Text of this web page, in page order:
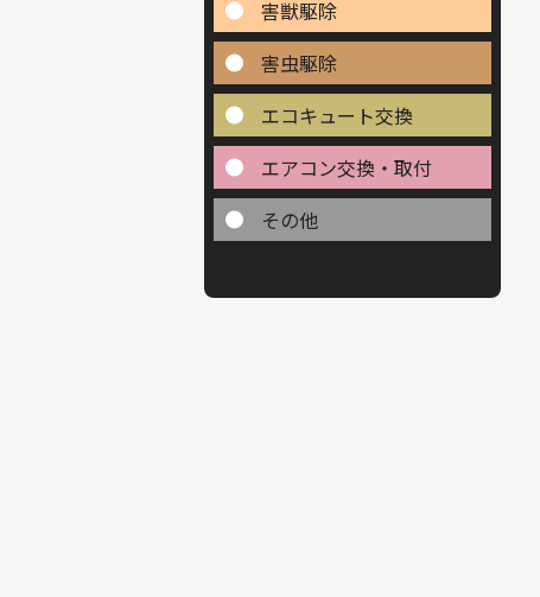
害獣駆除
害虫駆除
エコキュート交換
エアコン交換・取付
その他